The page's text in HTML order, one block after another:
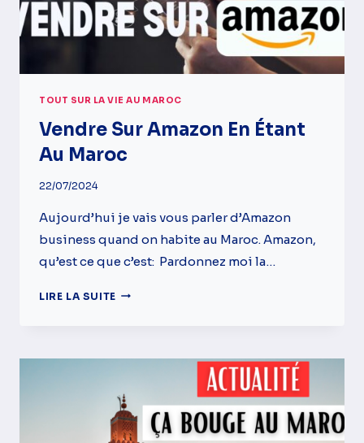
TOUT SUR LA VIE AU MAROC
Vendre Sur Amazon En Étant
Au Maroc
22/07/2024
Aujourd’hui je vais vous parler d’Amazon
business quand on habite au Maroc. Amazon,
qu’est ce que c’est: Pardonnez moi la…
LIRE LA SUITE VENDRE
ÉTANT
MAROC